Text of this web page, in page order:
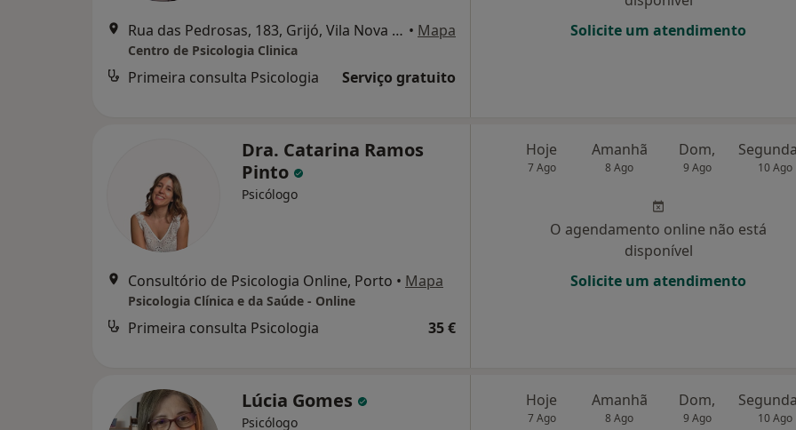
Rua das Pedrosas, 183, Grijó, Vila Nova de Gaia • Mapa
Centro de Psicologia Clinica
Primeira consulta Psicologia Serviço gratuito
Solicite um atendimento
Dra. Catarina Ramos
Pinto
Psicólogo
Consultório de Psicologia Online, Porto • Mapa
Psicologia Clínica e da Saúde - Online
Primeira consulta Psicologia 35 €
Hoje
7 Ago
Amanhã
8 Ago
Dom,
9 Ago 10 Ago
O agendamento online não está
disponível
Solicite um atendimento
Lúcia Gomes
Psicólogo
Hoje
7 Ago
Amanhã
8 Ago
Dom,
9 Ago 10 Ago